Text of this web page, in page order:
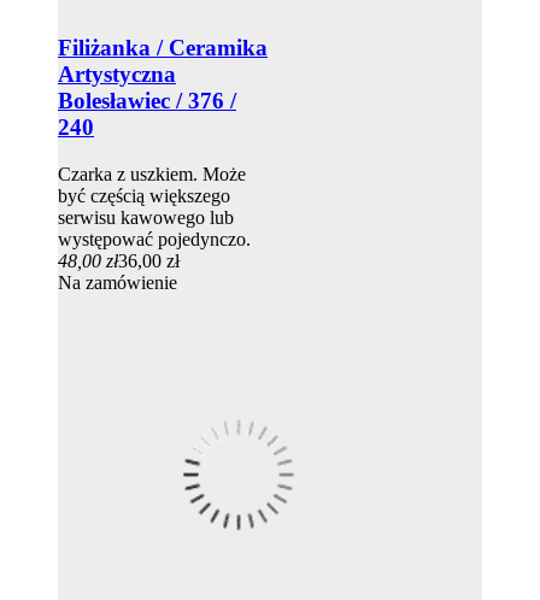
Filiżanka / Ceramika
Artystyczna
Bolesławiec / 376 /
240
Czarka z uszkiem. Może
być częścią większego
serwisu kawowego lub
występować pojedynczo.
48,00 zł36,00 zł
Na zamówienie